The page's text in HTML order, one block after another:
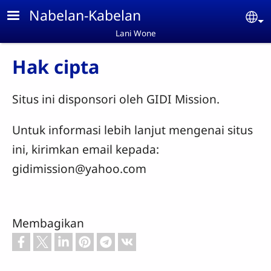
Skip to main content
Nabelan-Kabelan
Lani Wone
Hak cipta
Situs ini disponsori oleh GIDI Mission.
Untuk informasi lebih lanjut mengenai situs
ini, kirimkan email kepada:
gidimission@yahoo.com
Membagikan